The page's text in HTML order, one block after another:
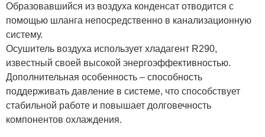
Образовавшийся из воздуха конденсат отводится с
помощью шланга непосредственно в канализационную
систему.
Осушитель воздуха использует хладагент R290,
известный своей высокой энергоэффективностью.
Дополнительная особенность – способность
поддерживать давление в системе, что способствует
стабильной работе и повышает долговечность
компонентов охлаждения.